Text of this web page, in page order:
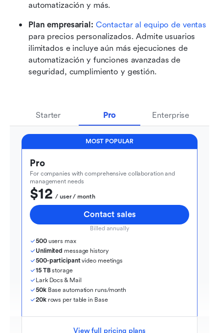
automatización y más.
Plan empresarial: Contactar al equipo de ventas
para precios personalizados. Admite usuarios
ilimitados e incluye aún más ejecuciones de
automatización y funciones avanzadas de
seguridad, cumplimiento y gestión.
Starter Pro Enterprise
MOST POPULAR
Pro
For companies with comprehensive collaboration and
management needs
$12
  / user / month
Contact sales
Billed annually
500 users max
Unlimited message history
500-participant video meetings
15 TB storage
Lark Docs & Mail
50k Base automation runs/month
20k rows per table in Base
View full pricing plans